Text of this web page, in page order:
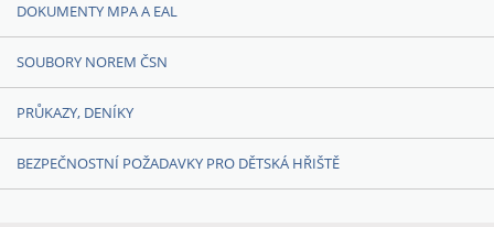
DOKUMENTY MPA A EAL
SOUBORY NOREM ČSN
PRŮKAZY, DENÍKY
BEZPEČNOSTNÍ POŽADAVKY PRO DĚTSKÁ HŘIŠTĚ